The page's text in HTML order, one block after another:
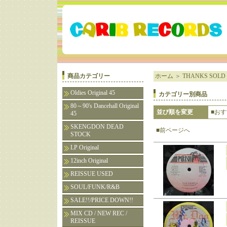
商品カテゴリー
Oldies Original 45
80～90's Dancehall Original
45
SKENGDON DEAD
STOCK
LP Original
12inch Original
REISSUE USED
SOUL/FUNK/R&B
SALE!!/PRICE DOWN!!
MIX CD / NEW REC /
REISSUE
ホーム ＞ THANKS SOLD
カテゴリー別商品
並び順を変更 ■お
■前ページへ